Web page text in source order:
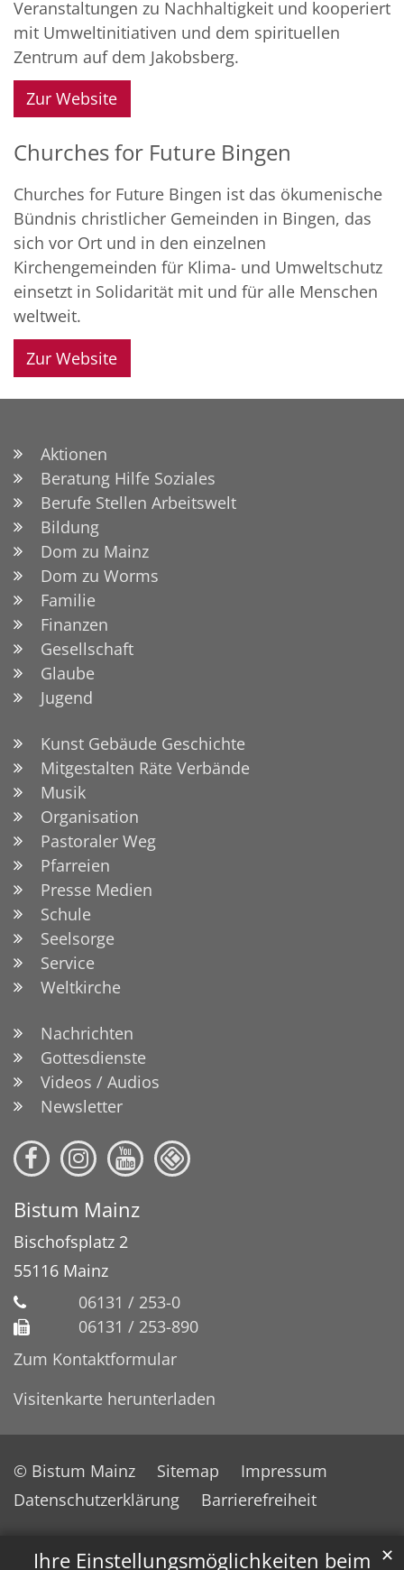
Ihre Einstellungsmöglichkeiten beim ✕
Veranstaltungen zu Nachhaltigkeit und kooperiert
mit Umweltinitiativen und dem spirituellen
Zentrum auf dem Jakobsberg.
Zur Website
Churches for Future Bingen
Churches for Future Bingen ist das ökumenische
Bündnis christlicher Gemeinden in Bingen, das
sich vor Ort und in den einzelnen
Kirchengemeinden für Klima- und Umweltschutz
einsetzt in Solidarität mit und für alle Menschen
weltweit.
Zur Website
Aktionen
Beratung Hilfe Soziales
Berufe Stellen Arbeitswelt
Bildung
Dom zu Mainz
Dom zu Worms
Familie
Finanzen
Gesellschaft
Glaube
Jugend
Kunst Gebäude Geschichte
Mitgestalten Räte Verbände
Musik
Organisation
Pastoraler Weg
Pfarreien
Presse Medien
Schule
Seelsorge
Service
Weltkirche
Nachrichten
Gottesdienste
Videos / Audios
Newsletter
Bistum Mainz
Bischofsplatz 2
55116 Mainz
06131 / 253-0
06131 / 253-890
Zum Kontaktformular
Visitenkarte herunterladen
© Bistum Mainz Sitemap
Impressum
Datenschutzerklärung
Barrierefreiheit